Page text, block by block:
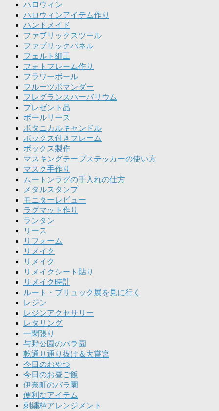
ハロウィン
ハロウィンアイテム作り
ハンドメイド
ファブリックスツール
ファブリックパネル
フェルト細工
フォトフレーム作り
フラワーボール
フルーツポマンダー
フレグランスハーバリウム
プレゼント品
ボールリース
ボタニカルキャンドル
ボックス付きフレーム
ボックス製作
マスキングテープステッカーの使い方
マスク手作り
ムートンラグの手入れの仕方
メタルスタンプ
モニターレビュー
ラグマット作り
ランタン
リース
リフォーム
リメイク
リメイク
リメイクシート貼り
リメイク時計
ルート・ブリュック展を見に行く
レジン
レジンアクセサリー
レタリング
一閑張り
与野公園のバラ園
乾通り通り抜け＆大嘗宮
今日のおやつ
今日のお昼ご飯
伊奈町のバラ園
便利なアイテム
刺繍枠アレンジメント